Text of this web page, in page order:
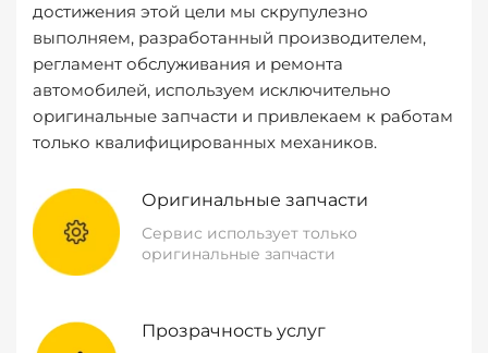
достижения этой цели мы скрупулезно
выполняем, разработанный производителем,
регламент обслуживания и ремонта
автомобилей, используем исключительно
оригинальные запчасти и привлекаем к работам
только квалифицированных механиков.
Оригинальные запчасти
Сервис использует только
оригинальные запчасти
Прозрачность услуг